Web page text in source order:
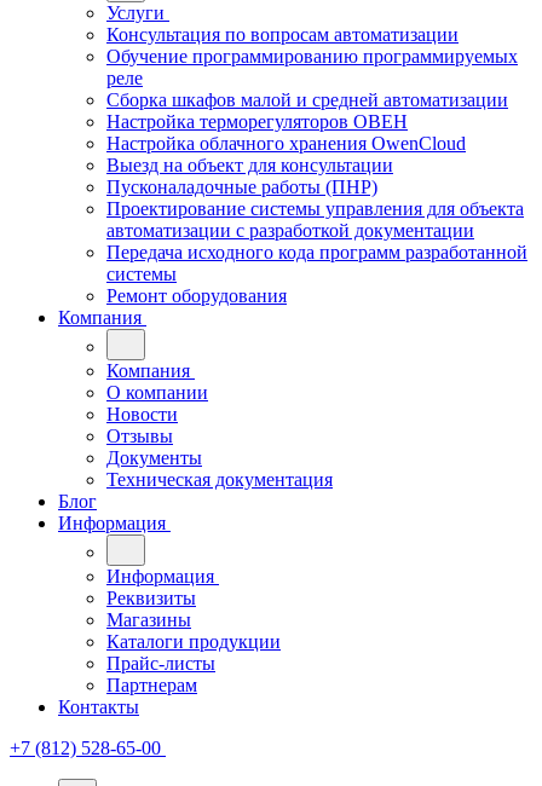
Услуги
Консультация по вопросам автоматизации
Обучение программированию программируемых
реле
Сборка шкафов малой и средней автоматизации
Настройка терморегуляторов ОВЕН
Настройка облачного хранения OwenCloud
Выезд на объект для консультации
Пусконаладочные работы (ПНР)
Проектирование системы управления для объекта
автоматизации с разработкой документации
Передача исходного кода программ разработанной
системы
Ремонт оборудования
Компания
Компания
О компании
Новости
Отзывы
Документы
Техническая документация
Блог
Информация
Информация
Реквизиты
Магазины
Каталоги продукции
Прайс-листы
Партнерам
Контакты
+7 (812) 528-65-00